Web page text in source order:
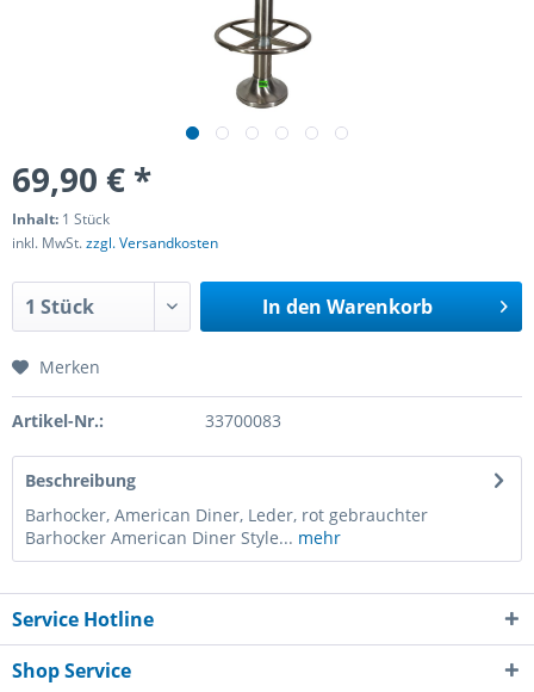
69,90 € *
Inhalt: 1 Stück
inkl. MwSt.zzgl. Versandkosten
In den Warenkorb
Merken
Artikel-Nr.: 33700083
Beschreibung
Barhocker, American Diner, Leder, rot gebrauchter
Barhocker American Diner Style... mehr
Service Hotline
Shop Service